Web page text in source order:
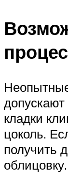
кладки
цоколь.
получить
облицовку.